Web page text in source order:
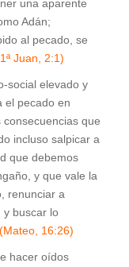
una aparente
Adán;
al pecado, se
Juan, 2:1)
social elevado y
el pecado en
que
incluso salpicar a
que debemos
y que vale la
renunciar a
y buscar lo
(Mateo, 16:26)
hacer oídos